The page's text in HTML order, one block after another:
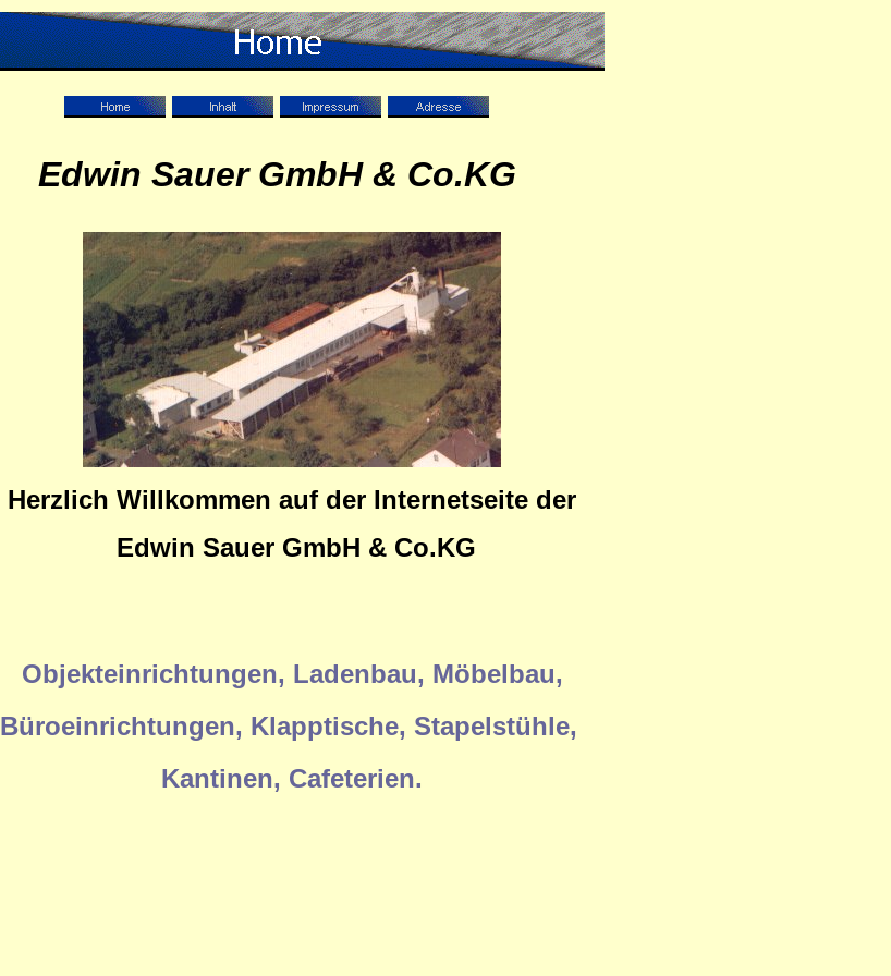
Edwin Sauer GmbH & Co.KG
Herzlich Willkommen auf der Internetseite der
Edwin Sauer GmbH & Co.KG
Objekteinrichtungen, Ladenbau, Möbelbau,
Büroeinrichtungen, Klapptische, Stapelstühle,
Kantinen, Cafeterien.